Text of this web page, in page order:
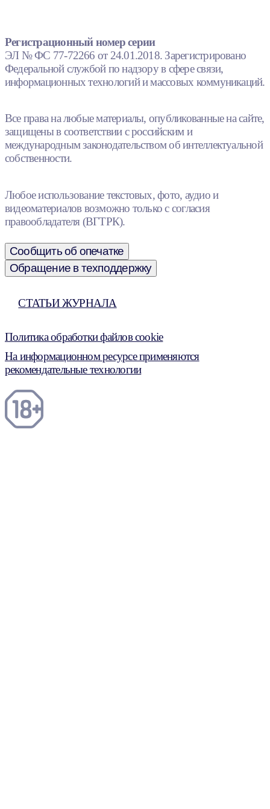
Регистрационный номер серии
ЭЛ № ФС 77-72266 от 24.01.2018. Зарегистрировано
Федеральной службой по надзору в сфере связи,
информационных технологий и массовых коммуникаций.
Все права на любые материалы, опубликованные на сайте,
защищены в соответствии с российским и
международным законодательством об интеллектуальной
собственности.
Любое использование текстовых, фото, аудио и
видеоматериалов возможно только с согласия
правообладателя (ВГТРК).
Сообщить об опечатке
Обращение в техподдержку
СТАТЬИ ЖУРНАЛА
Политика обработки файлов cookie
На информационном ресурсе применяются
рекомендательные технологии